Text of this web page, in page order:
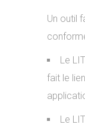
Un outil
Le
fait le
Le